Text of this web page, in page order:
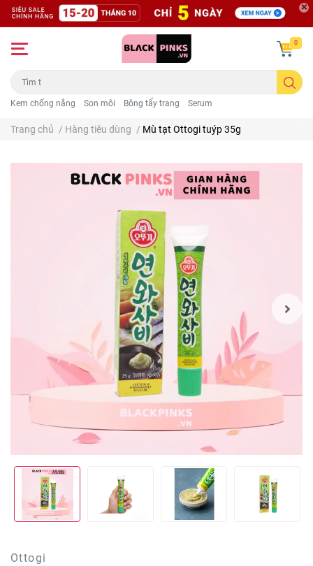
Kem chống nắng Son môi Bông tẩy trang Serum
0
Trang chủ / Hàng tiêu dùng / Mù tạt Ottogi tuýp 35g
Ottogi